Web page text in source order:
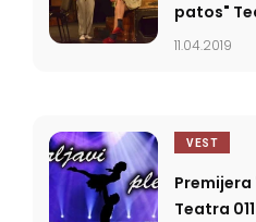
patos"
11.04.2019
VEST
Teatra 011